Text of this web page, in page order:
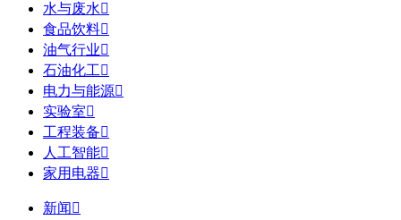
水与废水
食品饮料
油气行业
石油化工
电力与能源
实验室
工程装备
人工智能
家用电器
新闻 